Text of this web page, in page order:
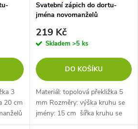
3
20 cm
Svatební zápich do dortu-
jména novomanželů
219 Kč
Skladem >5 ks
DO KOŠÍKU
Materiál: topolová překližka 5
mm Rozměry: výška kruhu se
jmény: 15 cm šířka kruhu se
jmény: 15,4 cm délka včetně